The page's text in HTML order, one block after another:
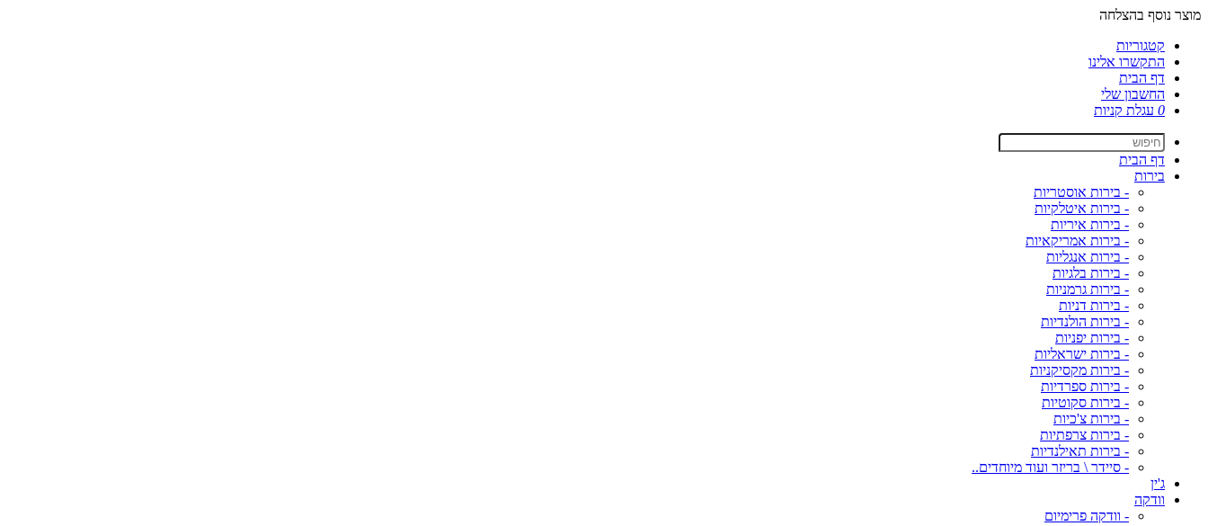
מוצר נוסף בהצלחה
קטגוריות
התקשרו אלינו
דף הבית
החשבון שלי
0 עגלת קניות
דף הבית
בירות
- בירות אוסטריות
- בירות איטלקיות
- בירות איריות
- בירות אמריקאיות
- בירות אנגליות
- בירות בלגיות
- בירות גרמניות
- בירות דניות
- בירות הולנדיות
- בירות יפניות
- בירות ישראליות
- בירות מקסיקניות
- בירות ספרדיות
- בירות סקוטיות
- בירות צ'כיות
- בירות צרפתיות
- בירות תאילנדיות
- סיידר \ בריזר ועוד מיוחדים..
ג'ין
וודקה
- וודקה פרימיום